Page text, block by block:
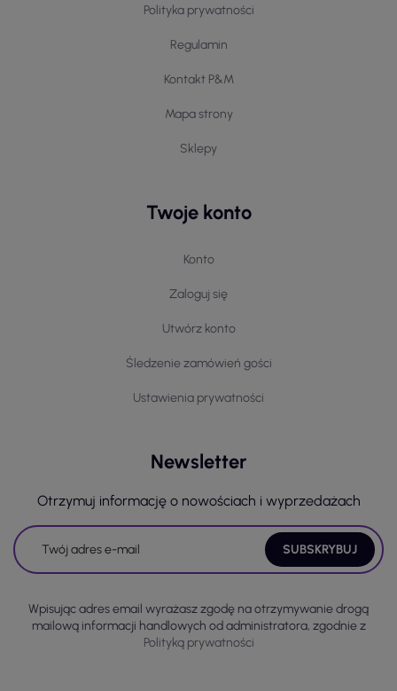
Polityka prywatności
Regulamin
Kontakt P&M
Mapa strony
Sklepy
Twoje konto
Konto
Zaloguj się
Utwórz konto
Śledzenie zamówień gości
Ustawienia prywatności
Newsletter
Otrzymuj informację o nowościach i wyprzedażach
Wpisując adres email wyrażasz zgodę na otrzymywanie drogą
mailową informacji handlowych od administratora, zgodnie z
Polityką prywatności